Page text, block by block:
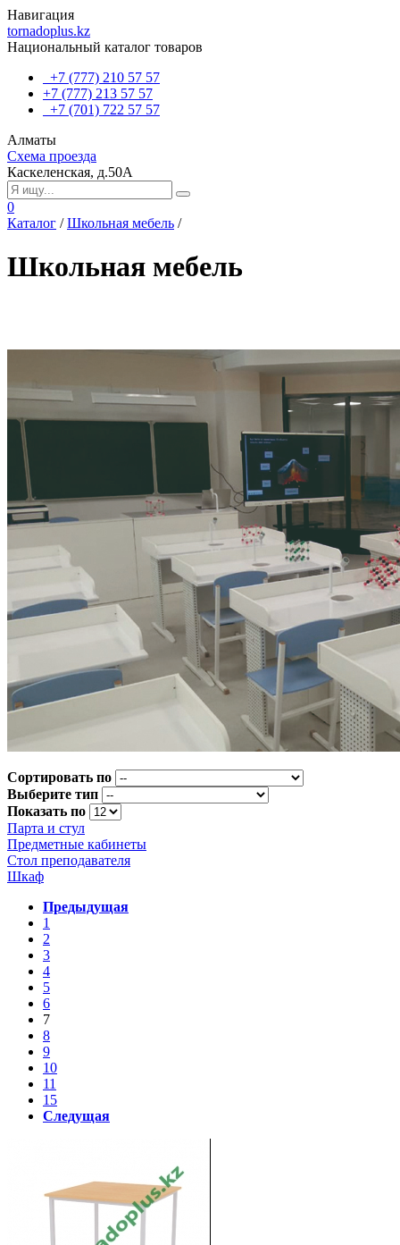
Навигация
tornadoplus.kz
Национальный каталог товаров
+7 (777) 210 57 57
+7 (777) 213 57 57
+7 (701) 722 57 57
Алматы
Схема проезда
Каскеленская, д.50А
0
Каталог /Школьная мебель /
Школьная мебель
Сортировать по
Выберите тип
Показать по
Парта и стул
Предметные кабинеты
Стол преподавателя
Шкаф
Предыдущая
1
2
3
4
5
6
7
8
9
10
11
15
Следущая